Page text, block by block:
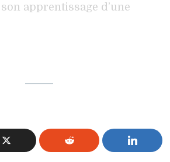
apprentissage d’une